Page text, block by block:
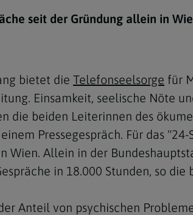
Himmelfahrt
Mariä Himmelfahrt
Erwachsenenbildung in deiner
KurseGemeinden
Organigramm
seit der Gründung allein in
bietet die Telefonseelsorge für
Einsamkeit, seelische Nöte
die beiden Leiterinnen des
Pressegespräch. Für das
Wien. Allein in der
in 18.000 Stunden, so die
Anteil von psychischen